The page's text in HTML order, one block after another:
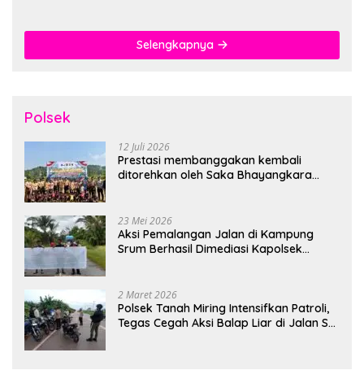
Selengkapnya
Polsek
12 Juli 2026
Prestasi membanggakan kembali
ditorehkan oleh Saka Bhayangkara
23 Mei 2026
Aksi Pemalangan Jalan di Kampung
Srum Berhasil Dimediasi Kapolsek
2 Maret 2026
Polsek Tanah Miring Intensifkan Patroli,
Tegas Cegah Aksi Balap Liar di Jalan SP